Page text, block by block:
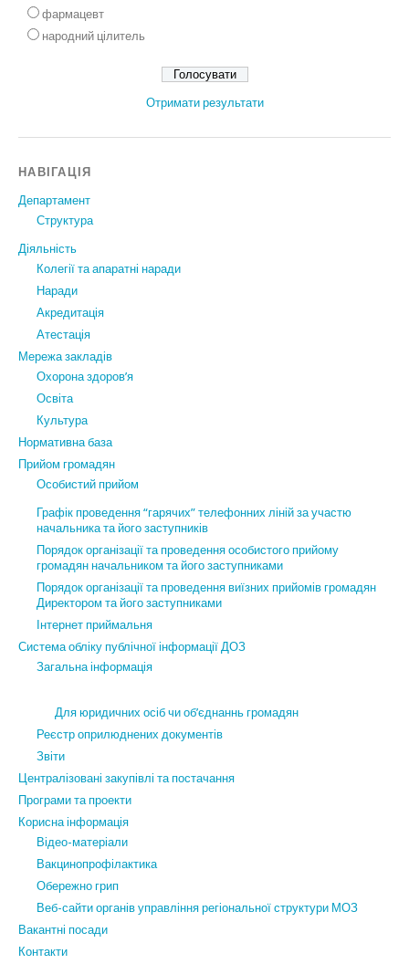
фармацевт
народний цілитель
Отримати результати
НАВІГАЦІЯ
Департамент
Структура
Діяльність
Колегії та апаратні наради
Наради
Акредитація
Атестація
Мережа закладів
Охорона здоров’я
Освіта
Культура
Нормативна база
Прийом громадян
Особистий прийом
Графік проведення “гарячих” телефонних ліній за участю
начальника та його заступників
Порядок організації та проведення особистого прийому
громадян начальником та його заступниками
Порядок організації та проведення виїзних прийомів громадян
Директором та його заступниками
Інтернет приймальня
Система обліку публічної інформації ДОЗ
Загальна інформація
Для юридичних осіб чи об’єднаннь громадян
Реєстр оприлюднених документів
Звіти
Централізовані закупівлі та постачання
Програми та проекти
Корисна інформація
Відео-матеріали
Вакцинопрофілактика
Обережно грип
Веб-сайти органів управління регіональної структури МОЗ
Вакантні посади
Контакти